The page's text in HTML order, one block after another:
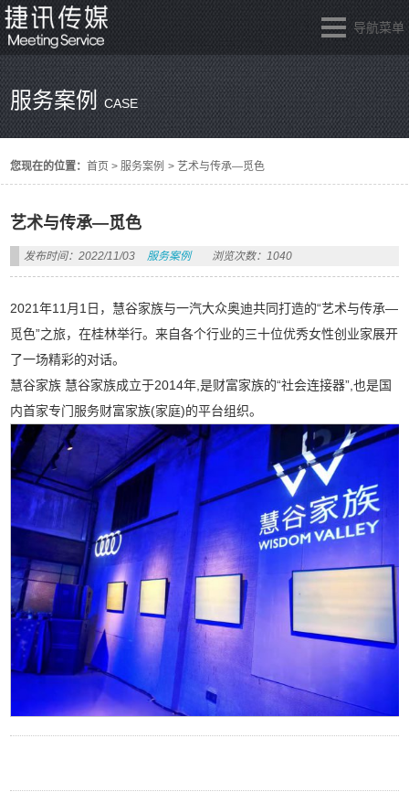
导航菜单
服务案例CASE
您现在的位置：首页 >服务案例 > 艺术与传承—觅色
艺术与传承—觅色
发布时间：2022/11/03 服务案例 浏览次数：1040
2021年11月1日，慧谷家族与一汽大众奥迪共同打造的“艺术与传承—
觅色”之旅，在桂林举行。来自各个行业的三十位优秀女性创业家展开
了一场精彩的对话。
慧谷家族 慧谷家族成立于2014年,是财富家族的“社会连接器”,也是国
内首家专门服务财富家族(家庭)的平台组织。